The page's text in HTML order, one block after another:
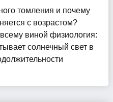
томления и почему
с возрастом?
виной физиология:
солнечный свет в